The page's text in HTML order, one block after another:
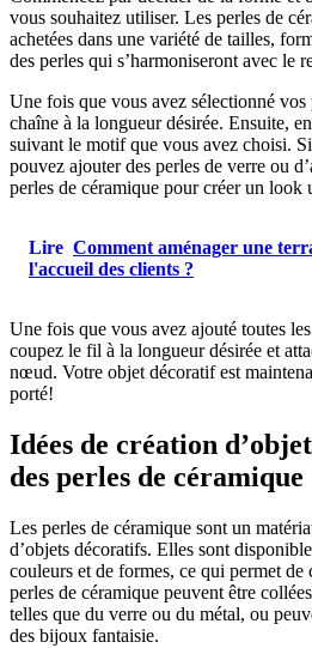
vous souhaitez utiliser. Les perles de
achetées dans une variété de tailles,
des perles qui s’harmoniseront avec le
Une fois que vous avez sélectionné
chaîne à la longueur désirée. Ensuite,
suivant le motif que vous avez choisi.
pouvez ajouter des perles de verre ou
perles de céramique pour créer un look
Lire Comment aménager une
l'accueil des clients ?
Une fois que vous avez ajouté toutes
coupez le fil à la longueur désirée et
nœud. Votre objet décoratif est
porté!
Idées de création
des perles de céramique
Les perles de céramique sont un
d’objets décoratifs. Elles sont
couleurs et de formes, ce qui permet de
perles de céramique peuvent être
telles que du verre ou du métal, ou
des bijoux fantaisie.